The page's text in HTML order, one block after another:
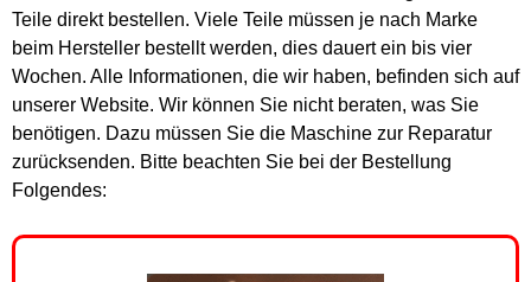
Teile direkt bestellen. Viele Teile müssen je nach Marke
beim Hersteller bestellt werden, dies dauert ein bis vier
Wochen. Alle Informationen, die wir haben, befinden sich auf
unserer Website. Wir können Sie nicht beraten, was Sie
benötigen. Dazu müssen Sie die Maschine zur Reparatur
zurücksenden. Bitte beachten Sie bei der Bestellung
Folgendes: